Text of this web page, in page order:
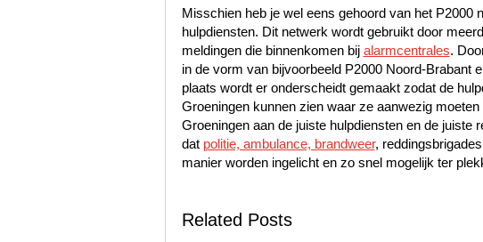
Misschien heb je wel eens gehoord van het P2000
hulpdiensten. Dit netwerk wordt gebruikt door
meldingen die binnenkomen bij alarmcentrales.
in de vorm van bijvoorbeeld P2000 Noord-Brabant
plaats wordt er onderscheidt gemaakt zodat de
Groeningen kunnen zien waar ze aanwezig
Groeningen aan de juiste hulpdiensten en de juiste
dat politie, ambulance, brandweer,
manier worden ingelicht en zo snel mogelijk ter
Related Posts